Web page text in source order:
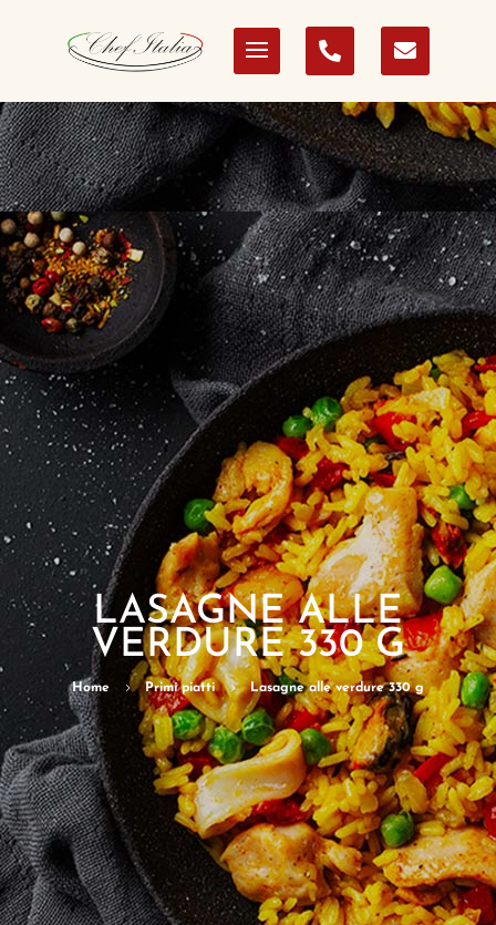
LASAGNE ALLE
VERDURE 330 G
Home 5 Primi piatti 5 Lasagne alle verdure 330 g